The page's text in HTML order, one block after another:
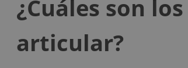
¿Cuáles son
articular?